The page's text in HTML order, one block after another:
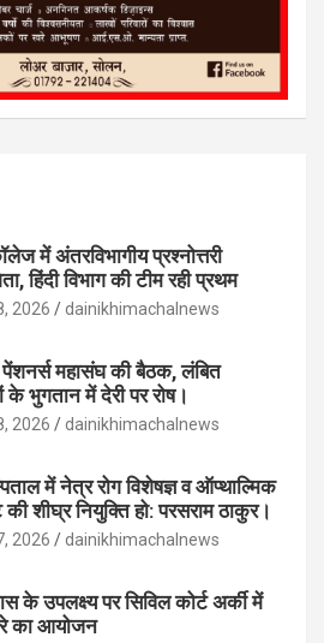
में अंतरविभागीय प्रश्नोत्तरी
हिंदी विभाग की टीम रही प्रथम
2026 dainikhimachalnews
पेंशनर्स महासंघ की बैठक, लंबित
के भुगतान में देरी पर रोष।
2026 dainikhimachalnews
में नेत्र रोग विशेषज्ञ व ऑप्थाल्मिक
शीघ्र नियुक्ति हो: परसराम ठाकुर।
2026 dainikhimachalnews
के उपलक्ष्य पर सिविल कोर्ट अर्की में
का आयोजन